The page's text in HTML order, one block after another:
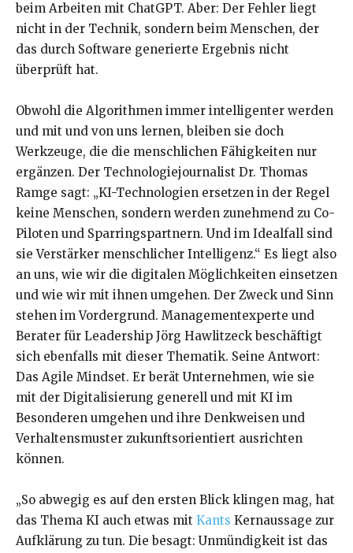
beim Arbeiten mit ChatGPT. Aber: Der Fehler liegt
nicht in der Technik, sondern beim Menschen, der
das durch Software generierte Ergebnis nicht
überprüft hat.
Obwohl die Algorithmen immer intelligenter werden
und mit und von uns lernen, bleiben sie doch
Werkzeuge, die die menschlichen Fähigkeiten nur
ergänzen. Der Technologiejournalist Dr. Thomas
Ramge sagt: „KI-Technologien ersetzen in der Regel
keine Menschen, sondern werden zunehmend zu Co-
Piloten und Sparringspartnern. Und im Idealfall sind
sie Verstärker menschlicher Intelligenz.“ Es liegt also
an uns, wie wir die digitalen Möglichkeiten einsetzen
und wie wir mit ihnen umgehen. Der Zweck und Sinn
stehen im Vordergrund. Managementexperte und
Berater für Leadership Jörg Hawlitzeck beschäftigt
sich ebenfalls mit dieser Thematik. Seine Antwort:
Das Agile Mindset. Er berät Unternehmen, wie sie
mit der Digitalisierung generell und mit KI im
Besonderen umgehen und ihre Denkweisen und
Verhaltensmuster zukunftsorientiert ausrichten
können.
„So abwegig es auf den ersten Blick klingen mag, hat
das Thema KI auch etwas mit Kants Kernaussage zur
Aufklärung zu tun. Die besagt: Unmündigkeit ist das